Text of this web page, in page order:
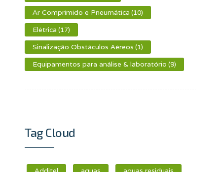
Ar Comprimido e Pneumática (10)
Elétrica (17)
Sinalização Obstáculos Aéreos (1)
Equipamentos para análise & laboratório (9)
Tag Cloud